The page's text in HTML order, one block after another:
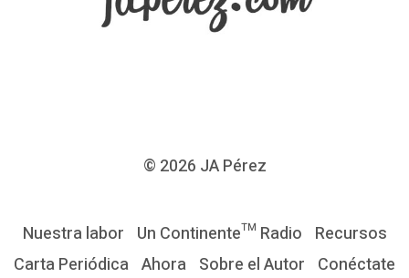
© 2026 JA Pérez
Nuestra labor Un Continente™ Radio Recursos
Carta Periódica Ahora Sobre el Autor Conéctate